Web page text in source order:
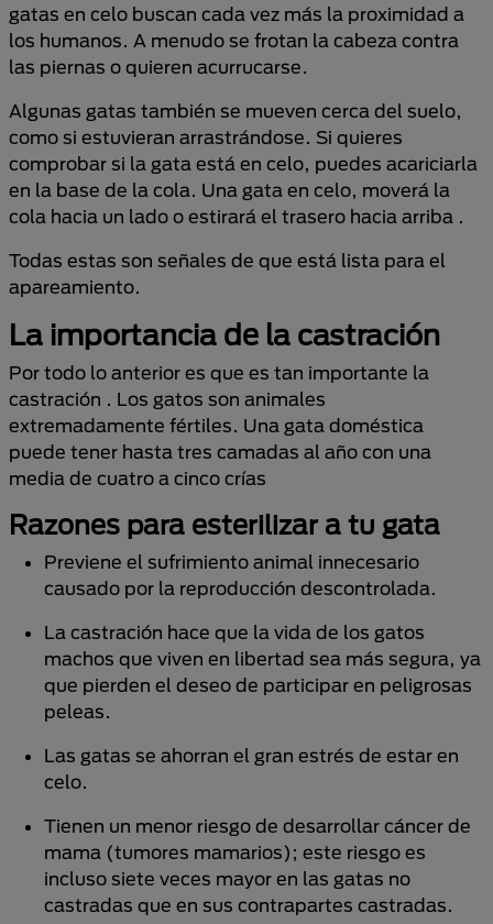
gatas en celo buscan cada vez más la proximidad a
los humanos. A menudo se frotan la cabeza contra
las piernas o quieren acurrucarse.
Algunas gatas también se mueven cerca del suelo,
como si estuvieran arrastrándose. Si quieres
comprobar si la gata está en celo, puedes acariciarla
en la base de la cola. Una gata en celo, moverá la
cola hacia un lado o estirará el trasero hacia arriba .
Todas estas son señales de que está lista para el
apareamiento.
La importancia de la castración
Por todo lo anterior es que es tan importante la
castración . Los gatos son animales
extremadamente fértiles. Una gata doméstica
puede tener hasta tres camadas al año con una
media de cuatro a cinco crías
Razones para esterilizar a tu gata
Previene el sufrimiento animal innecesario
causado por la reproducción descontrolada.
La castración hace que la vida de los gatos
machos que viven en libertad sea más segura, ya
que pierden el deseo de participar en peligrosas
peleas.
Las gatas se ahorran el gran estrés de estar en
celo.
Tienen un menor riesgo de desarrollar cáncer de
mama (tumores mamarios); este riesgo es
incluso siete veces mayor en las gatas no
castradas que en sus contrapartes castradas.